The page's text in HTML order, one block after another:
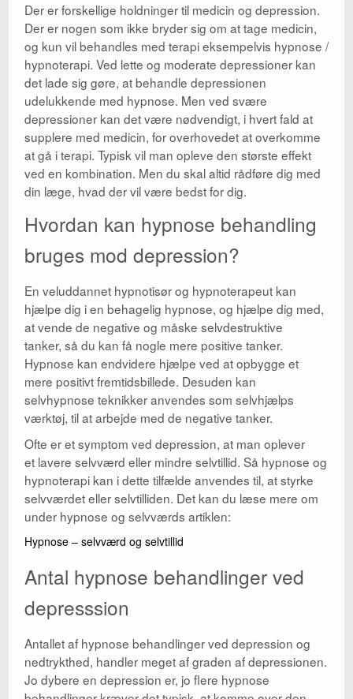
Der er forskellige holdninger til medicin og depression.
Der er nogen som ikke bryder sig om at tage medicin,
og kun vil behandles med terapi eksempelvis hypnose /
hypnoterapi. Ved lette og moderate depressioner kan
det lade sig gøre, at behandle depressionen
udelukkende med hypnose. Men ved svære
depressioner kan det være nødvendigt, i hvert fald at
supplere med medicin, for overhovedet at overkomme
at gå i terapi. Typisk vil man opleve den største effekt
ved en kombination. Men du skal altid rådføre dig med
din læge, hvad der vil være bedst for dig.
Hvordan kan hypnose behandling
bruges mod depression?
En veluddannet hypnotisør og hypnoterapeut kan
hjælpe dig i en behagelig hypnose, og hjælpe dig med,
at vende de negative og måske selvdestruktive
tanker, så du kan få nogle mere positive tanker.
Hypnose kan endvidere hjælpe ved at opbygge et
mere positivt fremtidsbillede. Desuden kan
selvhypnose teknikker anvendes som selvhjælps
værktøj, til at arbejde med de negative tanker.
Ofte er et symptom ved depression, at man oplever
et lavere selvværd eller mindre selvtillid. Så hypnose og
hypnoterapi kan i dette tilfælde anvendes til, at styrke
selvværdet eller selvtilliden. Det kan du læse mere om
under hypnose og selvværds artiklen:
Hypnose – selvværd og selvtillid
Antal hypnose behandlinger ved
depresssion
Antallet af hypnose behandlinger ved depression og
nedtrykthed, handler meget af graden af depressionen.
Jo dybere en depression er, jo flere hypnose